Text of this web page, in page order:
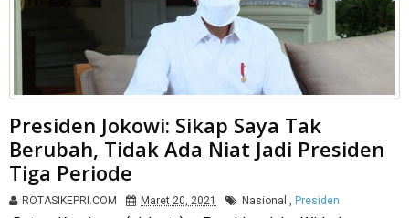
Presiden Jokowi: Sikap Saya Tak
Berubah, Tidak Ada Niat Jadi Presiden
Tiga Periode
ROTASIKEPRI.COM Maret 20, 2021 Nasional , Presiden